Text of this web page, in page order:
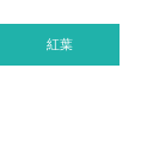
紅葉